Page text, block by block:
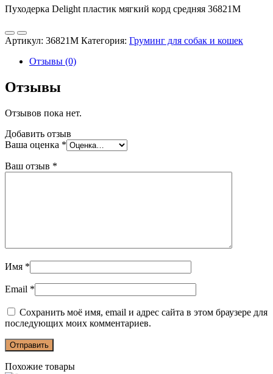
Пуходерка Delight пластик мягкий корд средняя 36821М
Артикул: 36821М Категория: Груминг для собак и кошек
Отзывы (0)
Отзывы
Отзывов пока нет.
Добавить отзыв
Ваша оценка *
Ваш отзыв *
Имя *
Email *
Сохранить моё имя, email и адрес сайта в этом браузере для
последующих моих комментариев.
Похожие товары